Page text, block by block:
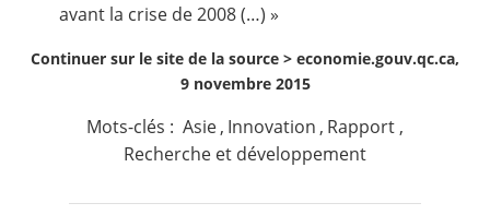
avant la crise de 2008 (…) »
Continuer sur le site de la source > economie.gouv.qc.ca,
9 novembre 2015
Mots-clés : Asie, Innovation , Rapport ,
Recherche et développement